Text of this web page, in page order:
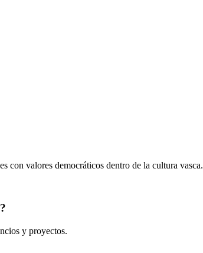
con valores democráticos dentro de la cultura vasca.
y proyectos.